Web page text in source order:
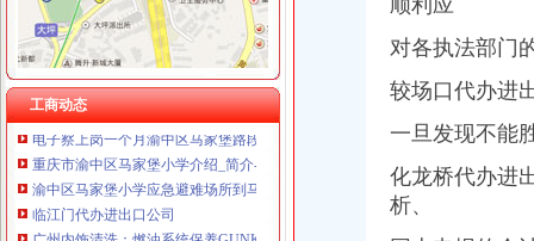
工商动态
【重庆市渝中区大坪制面厂马家堡饮食店】重庆市渝中区大坪制面厂
重庆市渝中区人民
重庆市渝中区马家堡小学附近住宿
重庆市渝中区-文章详细页
电子察上岗一个月渝中区马家堡路段变通畅重庆新闻联播—
重庆市渝中区马家堡小学介绍_简介-马家堡小学
渝中区马家堡小学应急避难场所到马家堡怎么走？-住哪网
临江门代办进出口公司
广州内饰清洗：燃油系统保养GUNKM2616-油箱及油管路清洗-广州
顺利应
对各执法部门
较场口代办进
一旦发现不能
化龙桥代办进
析、